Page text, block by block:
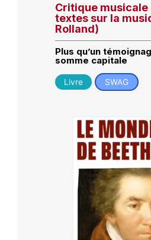
Critique musicale
textes sur la
Rolland)
Plus qu’un
somme capitale
Livre SWAG